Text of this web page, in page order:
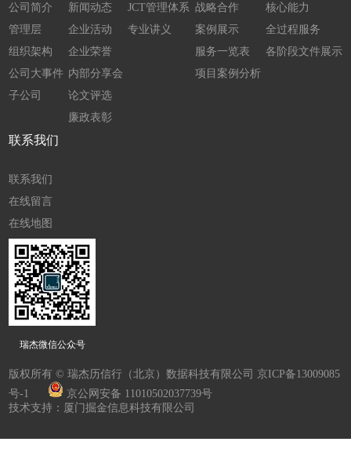
公司简介
管理层
组织架构
公司大事件
子公司
新闻动态
企业活动
企业荣誉
内部分享会
论文评选
廉政表彰
JCT管理体系
专业讲义
战略合作
案例展示
服务一览表
项目案例分析
核心能力
全过程服务
各阶段文件展示
联系我们
联系我们
在线留言
在线地图
瑞杰微信公众号
版权所有 © 瑞杰历信行（北京）数据科技有限公司 京ICP备13009085
号-1
京公网安备 11010502037739号
技术支持：厦门掘金信息科技有限公司